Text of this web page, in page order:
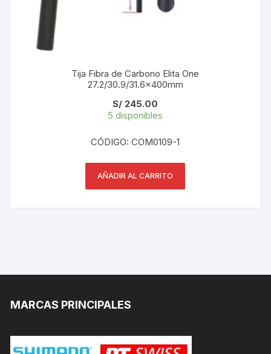
Tija Fibra de Carbono Elita One
27.2/30.9/31.6x400mm
S/ 245.00
5 disponibles
CÓDIGO: COM0109-1
AÑADIR AL CARRITO
MARCAS PRINCIPALES